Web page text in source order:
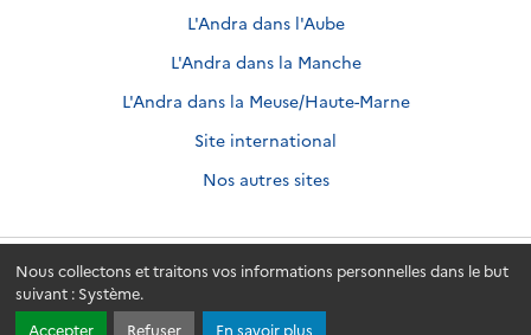
Nous collectons et traitons vos informations personnelles dans le but
suivant : Système.
Accepter
Refuser En savoir plus
L'Andra dans l'Aube
L'Andra dans la Manche
L'Andra dans la Meuse/Haute-Marne
Site international
Nos autres sites
Andra.fr © 2026 - Andra. Tous droits réservés.